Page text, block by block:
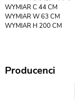
WYMIAR C 44 CM
WYMIAR W 63 CM
WYMIAR H 200 CM
Producenci